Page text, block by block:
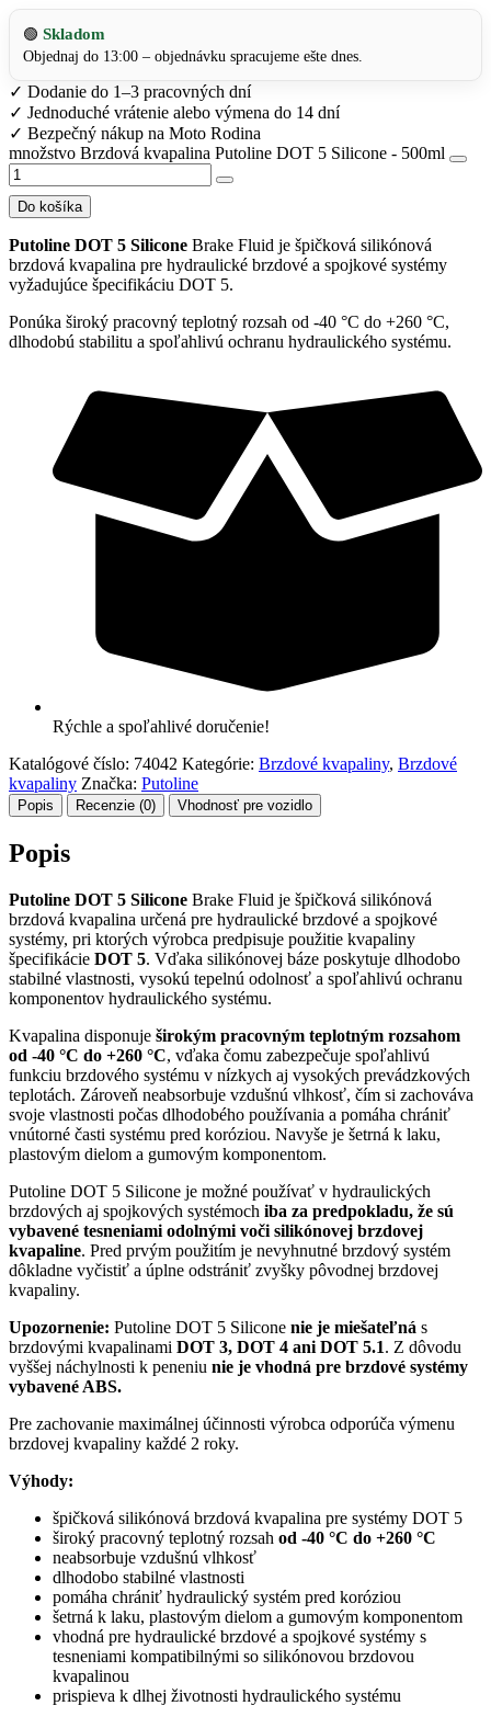
🟢 Skladom
Objednaj do 13:00 – objednávku spracujeme ešte dnes.
✓ Dodanie do 1–3 pracovných dní
✓ Jednoduché vrátenie alebo výmena do 14 dní
✓ Bezpečný nákup na Moto Rodina
množstvo Brzdová kvapalina Putoline DOT 5 Silicone - 500ml
Do košíka
Putoline DOT 5 Silicone Brake Fluid je špičková silikónová
brzdová kvapalina pre hydraulické brzdové a spojkové systémy
vyžadujúce špecifikáciu DOT 5.
Ponúka široký pracovný teplotný rozsah od -40 °C do +260 °C,
dlhodobú stabilitu a spoľahlivú ochranu hydraulického systému.
Rýchle a spoľahlivé doručenie!
Katalógové číslo: 74042 Kategórie: Brzdové kvapaliny, Brzdové
kvapaliny Značka: Putoline
Popis Recenzie (0) Vhodnosť pre vozidlo
Popis
Putoline DOT 5 Silicone Brake Fluid je špičková silikónová
brzdová kvapalina určená pre hydraulické brzdové a spojkové
systémy, pri ktorých výrobca predpisuje použitie kvapaliny
špecifikácie DOT 5. Vďaka silikónovej báze poskytuje dlhodobo
stabilné vlastnosti, vysokú tepelnú odolnosť a spoľahlivú ochranu
komponentov hydraulického systému.
Kvapalina disponuje širokým pracovným teplotným rozsahom
od -40 °C do +260 °C, vďaka čomu zabezpečuje spoľahlivú
funkciu brzdového systému v nízkych aj vysokých prevádzkových
teplotách. Zároveň neabsorbuje vzdušnú vlhkosť, čím si zachováva
svoje vlastnosti počas dlhodobého používania a pomáha chrániť
vnútorné časti systému pred koróziou. Navyše je šetrná k laku,
plastovým dielom a gumovým komponentom.
Putoline DOT 5 Silicone je možné používať v hydraulických
brzdových aj spojkových systémoch iba za predpokladu, že sú
vybavené tesneniami odolnými voči silikónovej brzdovej
kvapaline. Pred prvým použitím je nevyhnutné brzdový systém
dôkladne vyčistiť a úplne odstrániť zvyšky pôvodnej brzdovej
kvapaliny.
Upozornenie: Putoline DOT 5 Silicone nie je miešateľná s
brzdovými kvapalinami DOT 3, DOT 4 ani DOT 5.1. Z dôvodu
vyššej náchylnosti k peneniu nie je vhodná pre brzdové systémy
vybavené ABS.
Pre zachovanie maximálnej účinnosti výrobca odporúča výmenu
brzdovej kvapaliny každé 2 roky.
Výhody:
špičková silikónová brzdová kvapalina pre systémy DOT 5
široký pracovný teplotný rozsah od -40 °C do +260 °C
neabsorbuje vzdušnú vlhkosť
dlhodobo stabilné vlastnosti
pomáha chrániť hydraulický systém pred koróziou
šetrná k laku, plastovým dielom a gumovým komponentom
vhodná pre hydraulické brzdové a spojkové systémy s
tesneniami kompatibilnými so silikónovou brzdovou
kvapalinou
prispieva k dlhej životnosti hydraulického systému